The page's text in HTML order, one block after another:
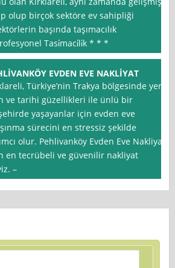
olup birçok sektöre ev sahipliği
başında taşımacılık
Tasi̇maci̇li̇k * * *
EVDEN EVE NAKLİYAT
Türkiye’nin Trakya bölgesinde yer
ve tarihi güzellikleri ile ünlü bir
yaşayanlar için evden eve
sürecini en stressiz şekilde
olur. Pehlivanköy Evden Eve Nakliyat
en tecrübeli ve güvenilir nakliyat
–